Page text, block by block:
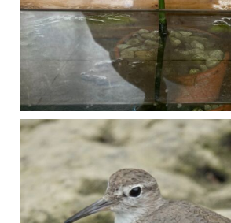
比謝川でよく見られる生き物 「イソシギ」の足に釣り針が(>_<) 比謝川は釣りが可